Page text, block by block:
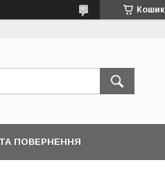
Кошик
ПОВЕРНЕННЯ